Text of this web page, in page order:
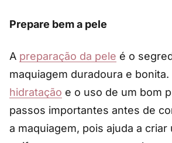
Prepare bem a pele
A preparação da pele é o
maquiagem duradoura e bonita.
hidratação e o uso de um bom
passos importantes antes de
a maquiagem, pois ajuda a criar